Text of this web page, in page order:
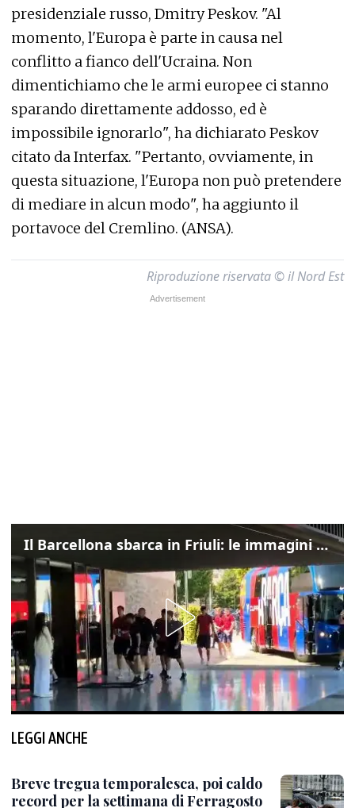
presidenziale russo, Dmitry Peskov. "Al
momento, l'Europa è parte in causa nel
conflitto a fianco dell'Ucraina. Non
dimentichiamo che le armi europee ci stanno
sparando direttamente addosso, ed è
impossibile ignorarlo", ha dichiarato Peskov
citato da Interfax. "Pertanto, ovviamente, in
questa situazione, l'Europa non può pretendere
di mediare in alcun modo", ha aggiunto il
portavoce del Cremlino. (ANSA).
Riproduzione riservata © il Nord Est
Il Barcellona sbarca in Friuli: le immagini dell'arrivo in albergo
LEGGI ANCHE
Breve tregua temporalesca, poi caldo
record per la settimana di Ferragosto